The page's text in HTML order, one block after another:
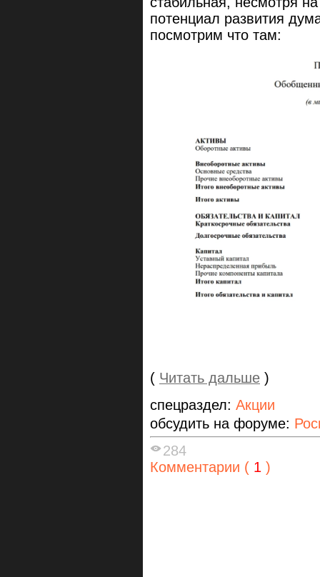
потенциал развития
посмотрим
( Читать дальше )
спецраздел: Акции
обсудить на форуме:
284
Комментарии ( 1 )